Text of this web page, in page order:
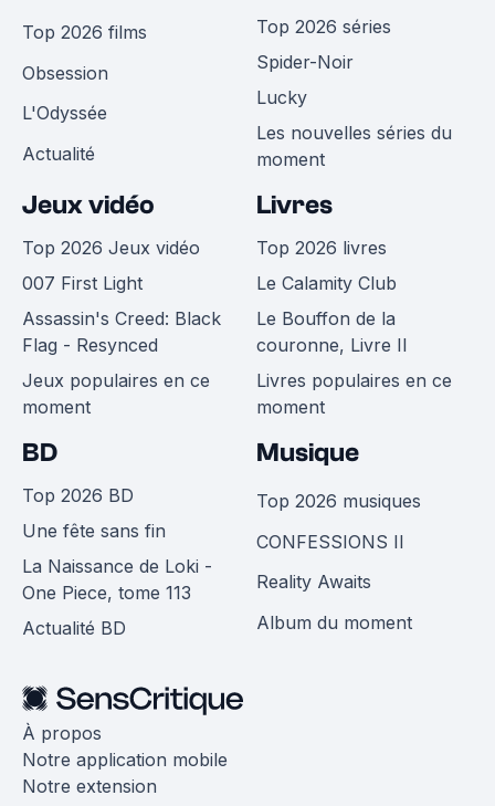
Top 2026 films
Obsession
L'Odyssée
Actualité
Top 2026 séries
Spider-Noir
Lucky
Les nouvelles séries du
moment
Jeux vidéo
Top 2026 Jeux vidéo
007 First Light
Assassin's Creed: Black
Flag - Resynced
Jeux populaires en ce
moment
Livres
Top 2026 livres
Le Calamity Club
Le Bouffon de la
couronne, Livre II
Livres populaires en ce
moment
BD
Top 2026 BD
Une fête sans fin
La Naissance de Loki -
One Piece, tome 113
Actualité BD
Musique
Top 2026 musiques
CONFESSIONS II
Reality Awaits
Album du moment
À propos
Notre application mobile
Notre extension